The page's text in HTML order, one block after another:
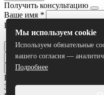
Получить консультацию
Ваше имя *
Ваш номер телефона
Я согласен наобработку
Отправить
Все результаты
Задать вопрос
Мы используем cookie
Используем обязательные
вашего согласия —
Подробнее